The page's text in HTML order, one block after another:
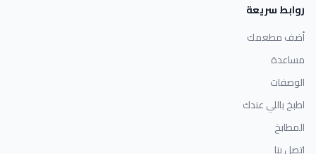
روابط سريعة
أضف مطعمك
مساعدة
الوصفات
اطبخ باللي عندك
المطابخ
اتصل بنا